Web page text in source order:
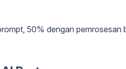
50% dengan pemrosesan